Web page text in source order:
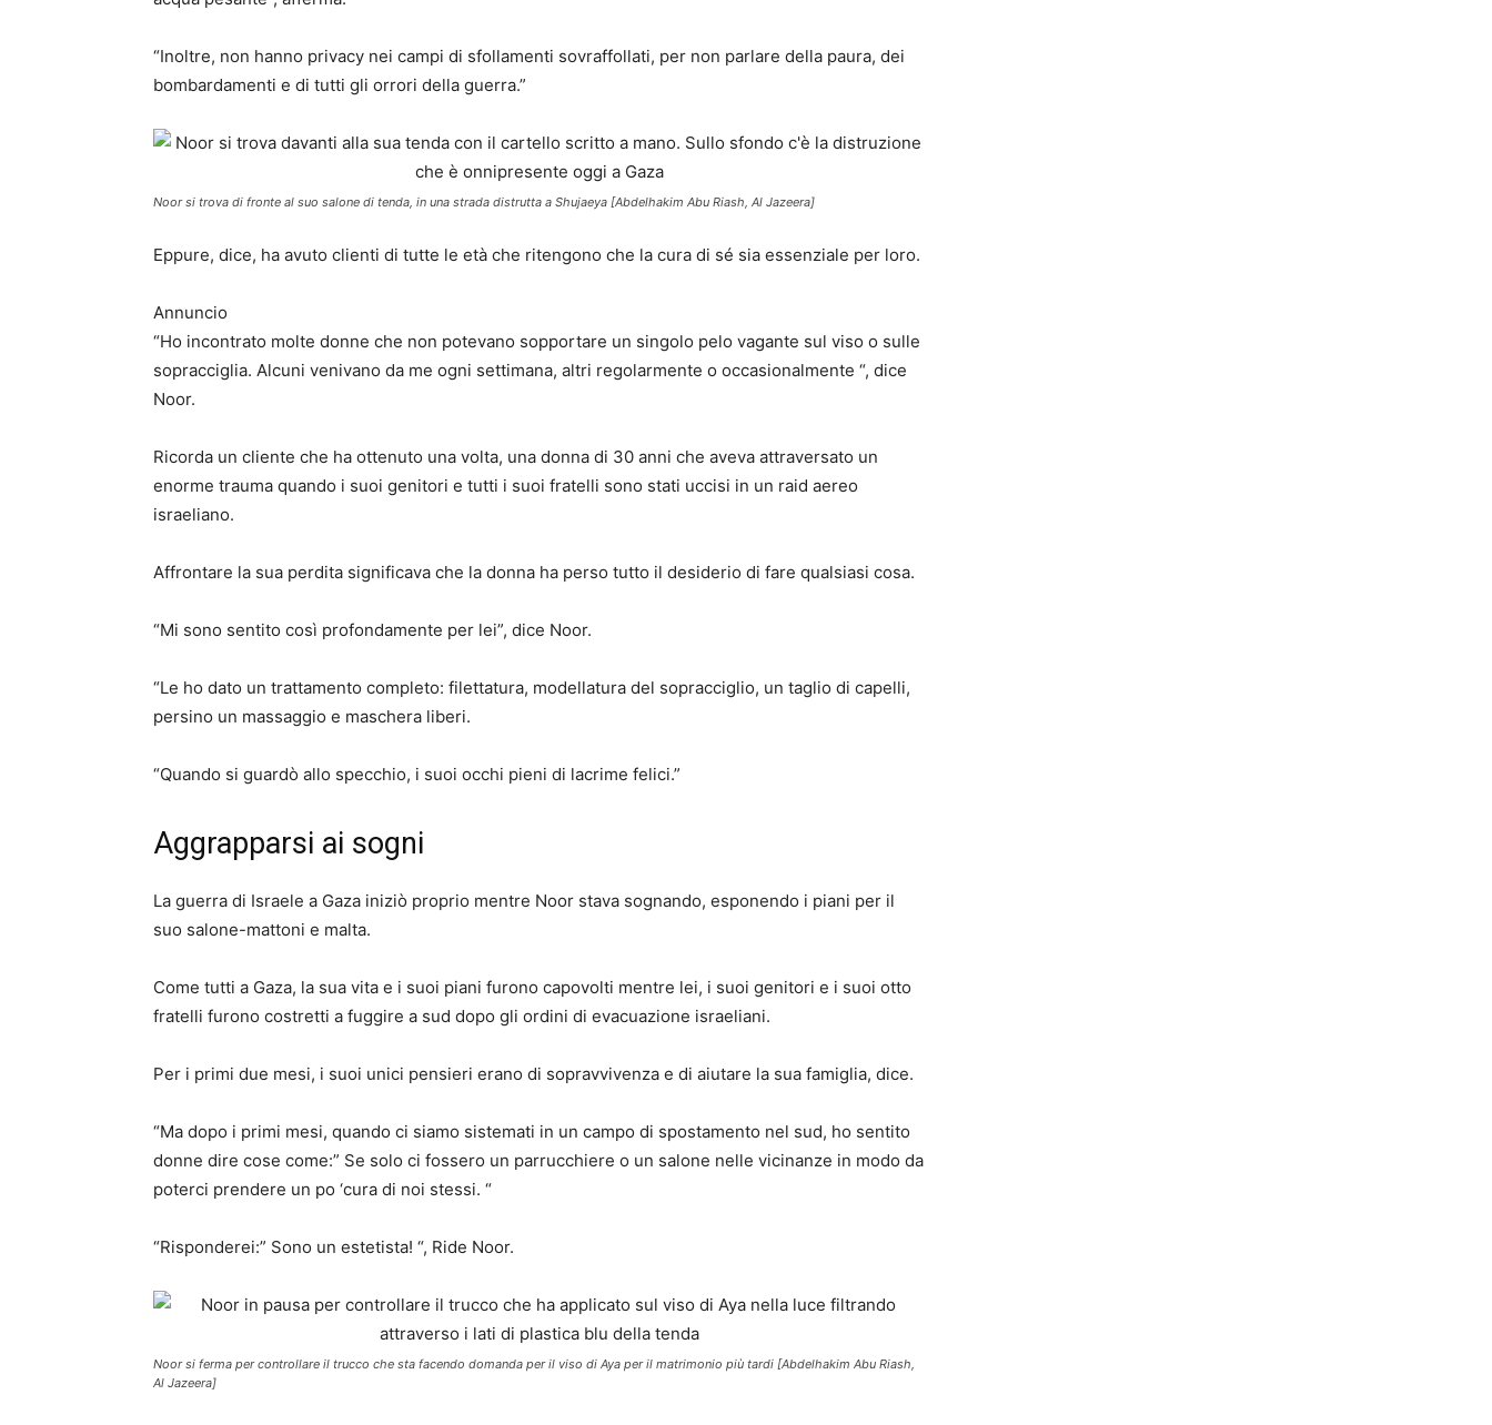
“Inoltre, non hanno privacy nei campi di sfollamenti sovraffollati, per non parlare della paura, dei
bombardamenti e di tutti gli orrori della guerra.”
Noor si trova di fronte al suo salone di tenda, in una strada distrutta a Shujaeya [Abdelhakim Abu Riash, Al Jazeera]
Eppure, dice, ha avuto clienti di tutte le età che ritengono che la cura di sé sia ​​essenziale per loro.
Annuncio
“Ho incontrato molte donne che non potevano sopportare un singolo pelo vagante sul viso o sulle
sopracciglia. Alcuni venivano da me ogni settimana, altri regolarmente o occasionalmente “, dice
Noor.
Ricorda un cliente che ha ottenuto una volta, una donna di 30 anni che aveva attraversato un
enorme trauma quando i suoi genitori e tutti i suoi fratelli sono stati uccisi in un raid aereo
israeliano.
Affrontare la sua perdita significava che la donna ha perso tutto il desiderio di fare qualsiasi cosa.
“Mi sono sentito così profondamente per lei”, dice Noor.
“Le ho dato un trattamento completo: filettatura, modellatura del sopracciglio, un taglio di capelli,
persino un massaggio e maschera liberi.
“Quando si guardò allo specchio, i suoi occhi pieni di lacrime felici.”
Aggrapparsi ai sogni
La guerra di Israele a Gaza iniziò proprio mentre Noor stava sognando, esponendo i piani per il
suo salone-mattoni e malta.
Come tutti a Gaza, la sua vita e i suoi piani furono capovolti mentre lei, i suoi genitori e i suoi otto
fratelli furono costretti a fuggire a sud dopo gli ordini di evacuazione israeliani.
Per i primi due mesi, i suoi unici pensieri erano di sopravvivenza e di aiutare la sua famiglia, dice.
“Ma dopo i primi mesi, quando ci siamo sistemati in un campo di spostamento nel sud, ho sentito
donne dire cose come:” Se solo ci fossero un parrucchiere o un salone nelle vicinanze in modo da
poterci prendere un po ‘cura di noi stessi. “
“Risponderei:” Sono un estetista! “, Ride Noor.
Noor si ferma per controllare il trucco che sta facendo domanda per il viso di Aya per il matrimonio più tardi [Abdelhakim Abu Riash,
Al Jazeera]